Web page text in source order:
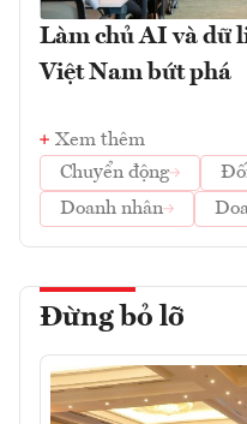
Làm chủ AI và dữ
Việt Nam bứt phá
Xem thêm
Chuyển động
Doanh nhân
Đừng bỏ lỡ